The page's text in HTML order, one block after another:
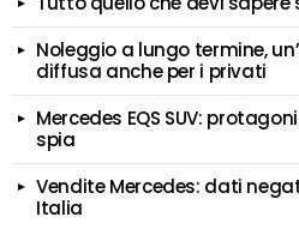
Noleggio a lungo termine,
diffusa anche per i privati
Mercedes EQS SUV:
spia
Vendite Mercedes: dati
Italia